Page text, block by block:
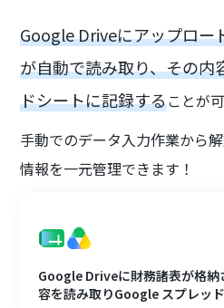
Google Driveにアップロー
が自動で読み取り、その内
ドシートに記録することが
手動でのデータ入力作業から
情報を一元管理できます！
Google Driveに財務諸表が格納
容を読み取りGoogle スプレッ